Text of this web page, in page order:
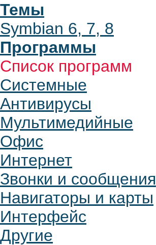
Темы
Symbian 6, 7, 8
Программы
Список программ
Системные
Антивирусы
Мультимедийные
Офис
Интернет
Звонки и сообщения
Навигаторы и карты
Интерфейс
Другие